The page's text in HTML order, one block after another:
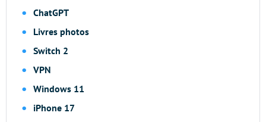
ChatGPT
Livres photos
Switch 2
VPN
Windows 11
iPhone 17